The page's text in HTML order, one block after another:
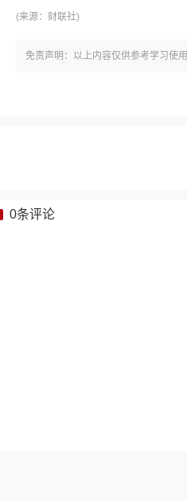
(来源： 财联社)
免责声明：以上内容仅供参考学习使
0条评论